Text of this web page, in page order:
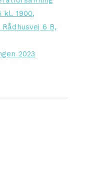
kl. 1900,
6 B,
2023